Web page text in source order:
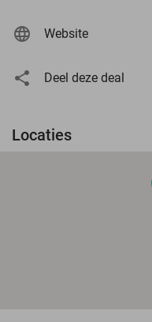
Website
Deel deze deal
Locaties